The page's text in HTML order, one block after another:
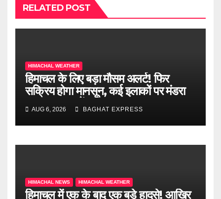
RELATED POST
HIMACHAL WEATHER
हिमाचल के लिए बड़ा मौसम अलर्ट! फिर
सक्रिय होगा मानसून, कई इलाकों पर मंडरा
रहा खतरा, जानें पूरी खबर
AUG 6, 2026 BAGHAT EXPRESS
HIMACHAL NEWS HIMACHAL WEATHER
हिमाचल में एक के बाद एक बड़े हादसे! आखिर